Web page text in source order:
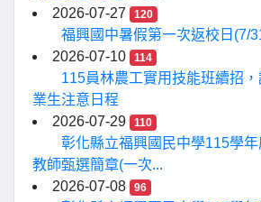
2026-07-27
120
福興國中暑假第一次返校日(7/
2026-07-10
114
115員林農工實用技能班續招
業生注意日程
2026-07-29
110
彰化縣立福興國民中學115學
教師甄選簡章(一次...
2026-07-08
96